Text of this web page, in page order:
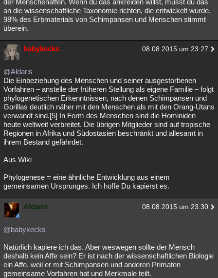
der Menschenaffen. Wenn du das ankreiden willst, musst du das
an die wissenschaftliche Taxonomie richten, die entwickelt wurde.
98% des Erbmaterials von Schimpansen und Menschen stimmt
überein.
babykecks 08.08.2015 um 23:27
@Aldaris
Die Einbeziehung des Menschen und seiner ausgestorbenen
Vorfahren – anstelle der früheren Stellung als eigene Familie – folgt
phylogenetischen Erkenntnissen, nach denen Schimpansen und
Gorillas deutlich näher mit den Menschen als mit den Orang-Utans
verwandt sind.[5] In Form des Menschen sind die Hominiden
heute weltweit verbreitet. Die übrigen Mitglieder sind auf tropische
Regionen in Afrika und Südostasien beschränkt und allesamt in
ihrem Bestand gefährdet.
Aus Wiki
Phylogenese = eine ähnliche Entwicklung aus einem
gemeinsamen Ursprunges. Ich hoffe Du kapierst es.
Aldaris 08.08.2015 um 23:30
@babykecks
Natürlich kapiere ich das. Aber weswegen sollte der Mensch
deshalb kein Affe sein? Er ist nach der wissenschaftlichen Biologie
ein Affe, weil er mit Schimpansen und anderen Primaten
gemeinsame Vorfahren hat und Merkmale teilt.